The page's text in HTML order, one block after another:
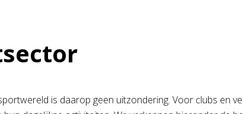
is daarop geen uitzondering. Voor clubs en